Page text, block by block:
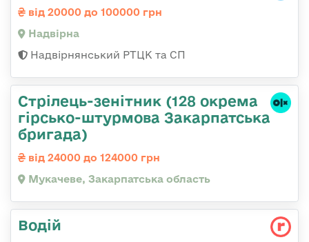
від 20000 до 100000 грн
Надвірна
Надвірнянський РТЦК та СП
Стрілець-зенітник (128 окрема
гірсько-штурмова Закарпатська
бригада)
від 24000 до 124000 грн
Мукачеве, Закарпатська область
Водій